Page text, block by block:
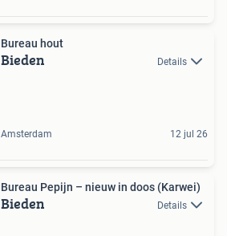
Bureau hout
Bieden Details
Amsterdam 12 jul 26
Bureau Pepijn – nieuw in doos (Karwei)
Bieden Details